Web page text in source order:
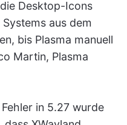
Desktop-Icons
aus dem
bis Plasma manuell
Martin, Plasma
in 5.27 wurde